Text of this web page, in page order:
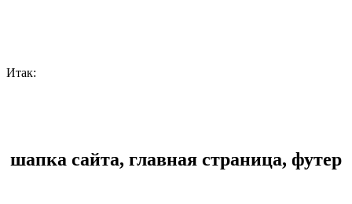
Итак:
шапка сайта, главная страница, футер